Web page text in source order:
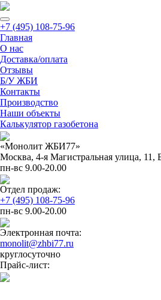
+7 (495) 108-75-96
Главная
О нас
Доставка/оплата
Отзывы
Б/У ЖБИ
Контакты
Производство
Наши объекты
Калькулятор газобетона
«Монолит ЖБИ77»
Москва, 4-я Магистральная улица, 11,
пн-вс 9.00-20.00
Отдел продаж:
+7 (495) 108-75-96
пн-вс 9.00-20.00
Электронная почта:
monolit@zhbi77.ru
круглосуточно
Прайс-лист: